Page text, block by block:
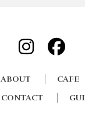
ABOUT CAFE
CONTACT